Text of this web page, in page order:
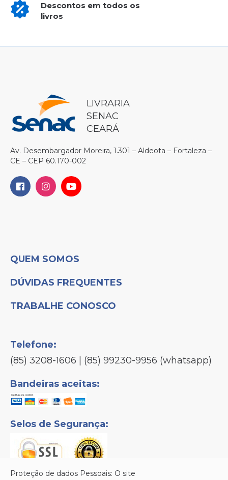
Descontos em todos os
livros
LIVRARIA
SENAC
CEARÁ
Av. Desembargador Moreira, 1.301 – Aldeota – Fortaleza –
CE – CEP 60.170-002
QUEM SOMOS
DÚVIDAS FREQUENTES
TRABALHE CONOSCO
Telefone:
(85) 3208-1606 | (85) 99230-9956 (whatsapp)
Bandeiras aceitas:
Selos de Segurança:
Proteção de dados Pessoais: O site